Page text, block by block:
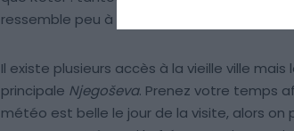
ressemble peu à sa consœur
Il existe plusieurs accès à la vieille ville
principale Njegoševa. Prenez votre temps
météo est belle le jour de la visite, alors